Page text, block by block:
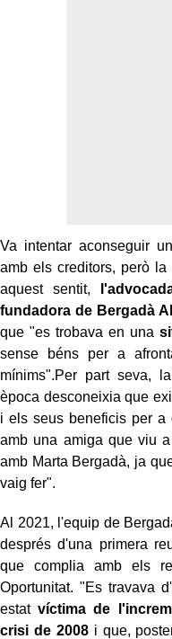
Va intentar aconseguir
amb els creditors, però
aquest sentit,
fundadora de Bergadà
que "es trobava en una
sense béns per a
mínims".Per part seva,
època desconeixia que
i els seus beneficis per a
amb una amiga que viu
amb Marta Bergadà, ja
vaig fer".
Al 2021, l'equip de
després d'una primera
que complia amb els
Oportunitat. "Es travava
estatvíctima de
crisi de 2008i que,